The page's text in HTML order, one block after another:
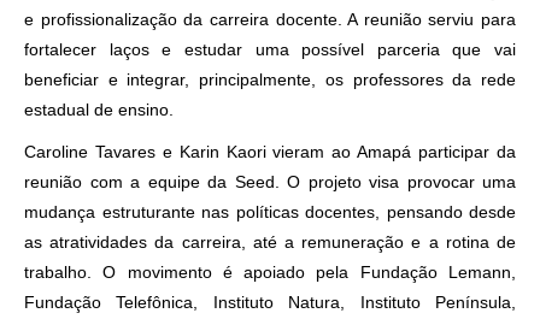
e profissionalização da carreira docente. A reunião serviu para
fortalecer laços e estudar uma possível parceria que vai
beneficiar e integrar, principalmente, os professores da rede
estadual de ensino.
Caroline Tavares e Karin Kaori vieram ao Amapá participar da
reunião com a equipe da Seed. O projeto visa provocar uma
mudança estruturante nas políticas docentes, pensando desde
as atratividades da carreira, até a remuneração e a rotina de
trabalho. O movimento é apoiado pela Fundação Lemann,
Fundação Telefônica, Instituto Natura, Instituto Península,